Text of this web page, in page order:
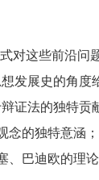
对这些前沿问
发展史的角度
证法的独特贡
念的独特意涵
巴迪欧的理论